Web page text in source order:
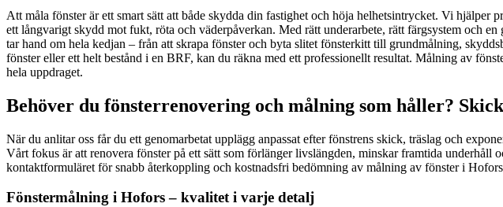
Att måla fönster är ett smart sätt att både skydda din fastighet och höja helhetsintrycket. Vi hjälper
ett långvarigt skydd mot fukt, röta och väderpåverkan. Med rätt underarbete, rätt färgsystem och
tar hand om hela kedjan – från att skrapa fönster och byta slitet fönsterkitt till grundmålning,
fönster eller ett helt bestånd i en BRF, kan du räkna med ett professionellt resultat. Målning av
hela uppdraget.
Behöver du fönsterrenovering och målning som håller?
När du anlitar oss får du ett genomarbetat upplägg anpassat efter fönstrens skick, träslag och
Vårt fokus är att renovera fönster på ett sätt som förlänger livslängden, minskar framtida
kontaktformuläret för snabb återkoppling och kostnadsfri bedömning av målning av fönster i
Fönstermålning i Hofors – kvalitet i varje detalj